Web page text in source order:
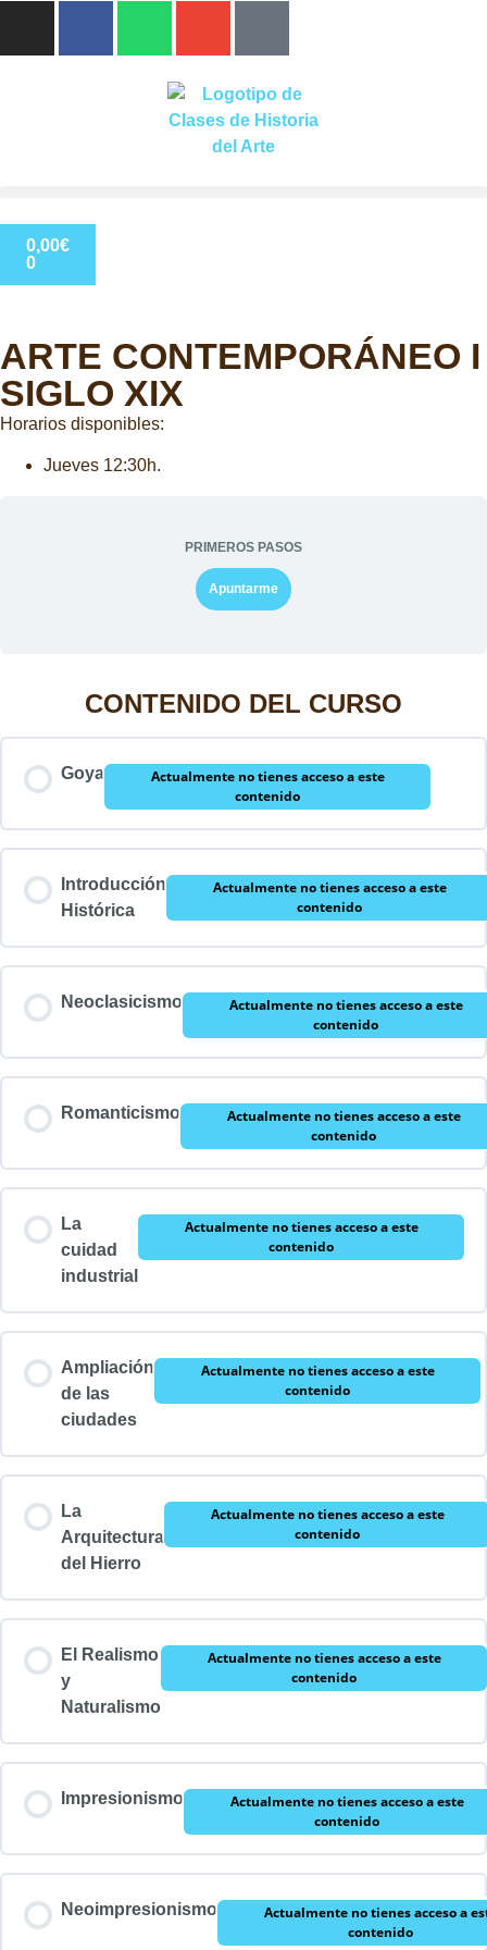
0,00€
0
ARTE CONTEMPORÁNEO I
SIGLO XIX
Horarios disponibles:
Jueves 12:30h.
PRIMEROS PASOS
Apuntarme
CONTENIDO DEL CURSO
Goya
Actualmente no tienes acceso a este
contenido
Introducción
Histórica
Actualmente no tienes acceso a este
contenido
Neoclasicismo
Actualmente no tienes acceso a este
contenido
Romanticismo
Actualmente no tienes acceso a este
contenido
La
cuidad
industrial
Actualmente no tienes acceso a este
contenido
Ampliación
de las
ciudades
Actualmente no tienes acceso a este
contenido
La
Arquitectura
del Hierro
Actualmente no tienes acceso a este
contenido
El Realismo
y
Naturalismo
Actualmente no tienes acceso a este
contenido
Impresionismo
Actualmente no tienes acceso a este
contenido
Neoimpresionismo
Actualmente no tienes acceso a
contenido